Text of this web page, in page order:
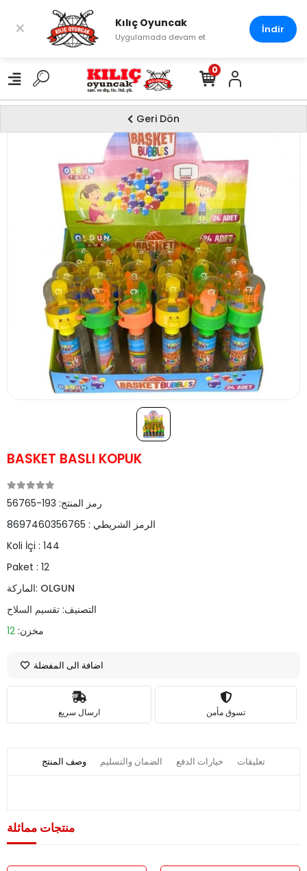
0
Geri Dön
BASKET BASLI KOPUK
رمز المنتج: 193-56765
الرمز الشريطي : 8697460356765
Koli İçi : 144
Paket : 12
الماركة: OLGUN
التصنيف: تقسيم السلاح
مخزن: 12
اضافة الى المفضلة
ارسال سريع تسوق مأمن
وصف المنتج الضمان والتسليم خيارات الدفع تعليقات
منتجات مماثلة
× Kılıç Oyuncak
Uygulamada devam et
İndir